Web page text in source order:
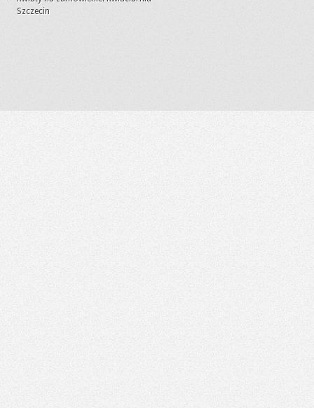
Szczecin